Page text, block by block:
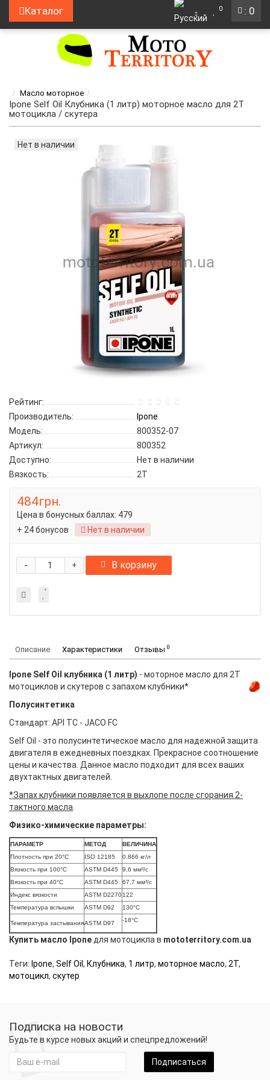
: 0
Каталог 0
Масло моторное
Ipone Self Oil Клубника (1 литр) моторное масло для 2Т
мотоцикла / скутера
Нет в наличии
Рейтинг:
Производитель:
Ipone
Модель:
800352-07
Артикул:
800352
Доступно:
Нет в наличии
Вязкость:
2Т
484грн.
Цена в бонусных баллах: 479
+ 24 бонусов
Нет в наличии
+
- В корзину
Описание Характеристики Отзывы 0
Ipone Self Oil клубника (1 литр) - моторное масло для 2Т
мотоциклов и скутеров с запахом клубники*
Полусинтетика
Стандарт: API TC - JACO FC
Self Oil - это полусинтетическое масло для надежной защита
двигателя в ежедневных поездках. Прекрасное соотношение
цены и качества. Данное масло подходит для всех ваших
двухтактных двигателей.
*Запах клубники появляется в выхлопе после сгорания 2-
тактного масла
Физико-химические параметры:
ПАРАМЕТР МЕТОД
ВЕЛИЧИНА
Плотность при 20°C
ISO 12185
0,866 кг/л
Вязкость при 100°C
ASTM D445
9,6 мм²/c
Вязкость при 40°C
ASTM D445
67,7 мм²/c
Индекс вязкости
ASTM D2270122
Температура вспышки
ASTM D92 130°C
Температура застыванияASTM D97 -18°C
Купить масло Ipone для мотоцикла в mototerritory.com.ua
Теги: Ipone, Self Oil , Клубника, 1 литр, моторное масло, 2Т,
мотоцикл, скутер
Подписка на новости
Будьте в курсе новых акций и спецпредложений!
Подписаться